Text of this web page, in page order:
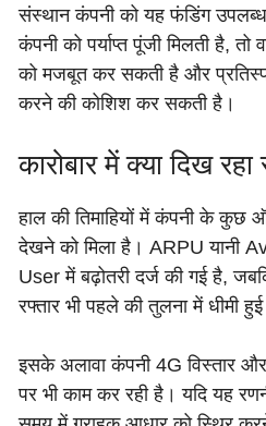
संस्थान कंपनी को यह फंडिंग
कंपनी को पर्याप्त पूंजी मिलती है,
को मजबूत कर सकती है और
करने की कोशिश कर सकती है।
कारोबार में क्या दिख
हाल की तिमाहियों में कंपनी के
देखने को मिला है। ARPU यानी
User में बढ़ोतरी दर्ज की गई है,
रफ्तार भी पहले की तुलना में धीमी
इसके अलावा कंपनी 4G विस्तार
पर भी काम कर रही है। यदि यह